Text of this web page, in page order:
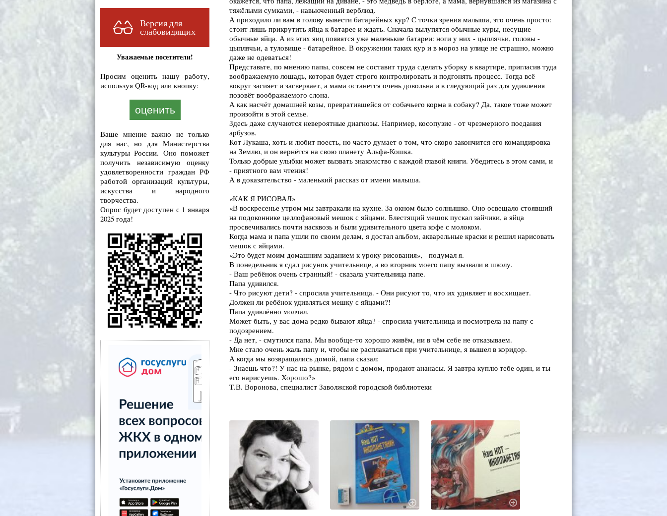
Версия для
слабовидящих
Уважаемые посетители!
Просим оценить нашу работу,
используя QR-код или кнопку:
оценить
Ваше мнение важно не только
для нас, но для Министерства
культуры России. Оно поможет
получить независимую оценку
удовлетворенности граждан РФ
работой организаций культуры,
искусства и народного
творчества.
Опрос будет доступен с 1 января
2025 года!
тяжёлыми сумками, - навьюченный верблюд.
А приходило ли вам в голову вывести батарейных кур? С точки зрения малыша, это очень просто:
стоит лишь прикрутить яйца к батарее и ждать. Сначала вылупятся обычные куры, несущие
обычные яйца. А из этих яиц появятся уже маленькие батареи: ноги у них - цыплячьи, головы -
цыплячьи, а туловище - батарейное. В окружении таких кур и в мороз на улице не страшно, можно
даже не одеваться!
Представьте, по мнению папы, совсем не составит труда сделать уборку в квартире, пригласив туда
воображаемую лошадь, которая будет строго контролировать и подгонять процесс. Тогда всё
вокруг засияет и засверкает, а мама останется очень довольна и в следующий раз для удивления
позовёт воображаемого слона.
А как насчёт домашней козы, превратившейся от собачьего корма в собаку? Да, такое тоже может
произойти в этой семье.
Здесь даже случаются невероятные диагнозы. Например, косопузие - от чрезмерного поедания
арбузов.
Кот Лукаша, хоть и любит поесть, но часто думает о том, что скоро закончится его командировка
на Землю, и он вернётся на свою планету Альфа-Кошка.
Только добрые улыбки может вызвать знакомство с каждой главой книги. Убедитесь в этом сами, и
- приятного вам чтения!
А в доказательство - маленький рассказ от имени малыша.
«КАК Я РИСОВАЛ»
«В воскресенье утром мы завтракали на кухне. За окном было солнышко. Оно освещало стоявший
на подоконнике целлофановый мешок с яйцами. Блестящий мешок пускал зайчики, а яйца
просвечивались почти насквозь и были удивительного цвета кофе с молоком.
Когда мама и папа ушли по своим делам, я достал альбом, акварельные краски и решил нарисовать
мешок с яйцами.
«Это будет моим домашним заданием к уроку рисования», - подумал я.
В понедельник я сдал рисунок учительнице, а во вторник моего папу вызвали в школу.
- Ваш ребёнок очень странный! - сказала учительница папе.
Папа удивился.
- Что рисуют дети? - спросила учительница. - Они рисуют то, что их удивляет и восхищает.
Должен ли ребёнок удивляться мешку с яйцами?!
Папа удивлённо молчал.
Может быть, у вас дома редко бывают яйца? - спросила учительница и посмотрела на папу с
подозрением.
- Да нет, - смутился папа. Мы вообще-то хорошо живём, ни в чём себе не отказываем.
Мне стало очень жаль папу и, чтобы не расплакаться при учительнице, я вышел в коридор.
А когда мы возвращались домой, папа сказал:
- Знаешь что?! У нас на рынке, рядом с домом, продают ананасы. Я завтра куплю тебе один, и ты
его нарисуешь. Хорошо?»
Т.В. Воронова, специалист Заволжской городской библиотеки